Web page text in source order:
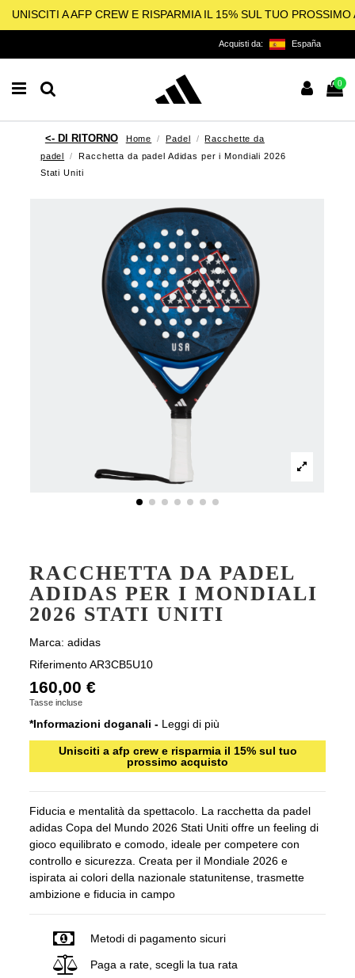
UNISCITI A AFP CREW E RISPARMIA IL 15% SUL TUO PROSSIMO
Acquisti da: España
0
Home Padel
Racchette da
padel
Racchetta da padel Adidas per i Mondiali 2026
Stati Uniti
RACCHETTA DA PADEL
ADIDAS PER I MONDIALI
2026 STATI UNITI
Marca: adidas
Riferimento AR3CB5U10
160,00 €
Tasse incluse
*Informazioni doganali - Leggi di più
Unisciti a afp crew e risparmia il 15% sul tuo
prossimo acquisto
Fiducia e mentalità da spettacolo. La racchetta da padel
adidas Copa del Mundo 2026 Stati Uniti offre un feeling di
gioco equilibrato e comodo, ideale per competere con
controllo e sicurezza. Creata per il Mondiale 2026 e
ispirata ai colori della nazionale statunitense, trasmette
ambizione e fiducia in campo
Metodi di pagamento sicuri
Paga a rate, scegli la tua rata